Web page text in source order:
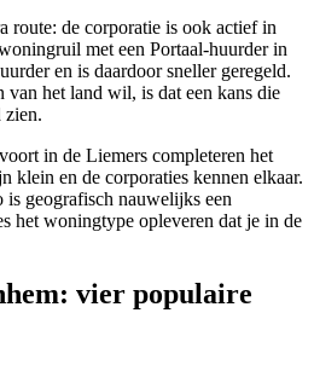
route: de corporatie is ook actief in
met een Portaal-huurder in
en is daardoor sneller geregeld.
het land wil, is dat een kans die
zien.
in de Liemers completeren het
klein en de corporaties kennen elkaar.
geografisch nauwelijks een
het woningtype opleveren dat je in de
vier populaire